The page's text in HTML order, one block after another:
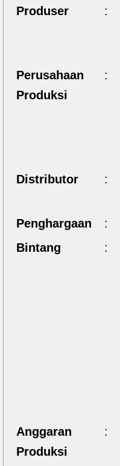
Produser
:
Perusahaan
Produksi
:
Distributor
:
Penghargaan
:
Bintang
:
Anggaran
Produksi
: